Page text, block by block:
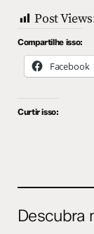
Post
Compartilhe isso:
Facebook
Curtir isso:
Descubra